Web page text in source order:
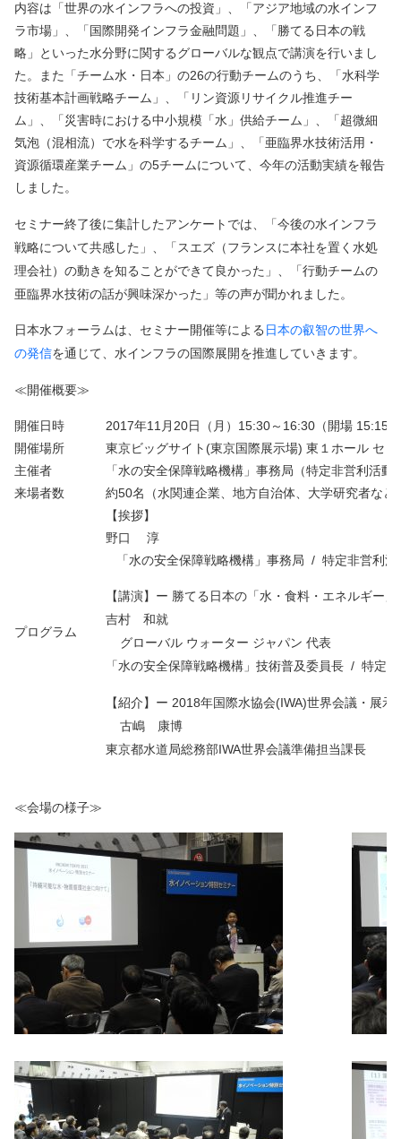
内容は「世界の水インフラへの投資」、「アジア地域の水インフ
ラ市場」、「国際開発インフラ金融問題」、「勝てる日本の戦
略」といった水分野に関するグローバルな観点で講演を行いまし
た。また「チーム水・日本」の26の行動チームのうち、「水科学
技術基本計画戦略チーム」、「リン資源リサイクル推進チー
ム」、「災害時における中小規模「水」供給チーム」、「超微細
気泡（混相流）で水を科学するチーム」、「亜臨界水技術活用・
資源循環産業チーム」の5チームについて、今年の活動実績を報告
しました。
セミナー終了後に集計したアンケートでは、「今後の水インフラ
戦略について共感した」、「スエズ（フランスに本社を置く水処
理会社）の動きを知ることができて良かった」、「行動チームの
亜臨界水技術の話が興味深かった」等の声が聞かれました。
日本水フォーラムは、セミナー開催等による 日本の叡智の世界へ
の発信を通じて、水インフラの国際展開を推進していきます。
≪開催概要≫
開催日時
2017年11月20日（月）15:30～16:30（開場 15:15）
開催場所
東京ビッグサイト(東京国際展示場) 東１ホール セミ
主催者
「水の安全保障戦略機構」事務局（特定非営利活
来場者数
約50名（水関連企業、地方自治体、大学研究者など
プログラム
【挨拶】
野口 淳
「水の安全保障戦略機構」事務局 / 特定非営利活
【講演】ー 勝てる日本の「水・食料・エネルギー
吉村 和就
グローバル ウォーター ジャパン 代表
「水の安全保障戦略機構」技術普及委員長 / 特定
【紹介】ー 2018年国際水協会(IWA)世界会議・展示
古嶋 康博
東京都水道局総務部IWA世界会議準備担当課長
≪会場の様子≫